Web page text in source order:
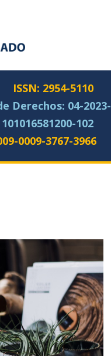
ISSN: 2954-5110
Derechos: 04-2023-
101016581200-102
0009-3767-3966